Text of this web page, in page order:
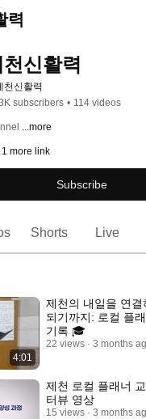
력
신활력
천신활력
subscribers • 114 videos
...more
more link
Subscribe
Shorts Live
4:01
제천의 내일을 연
되기까지: 로컬 플
기록 🎓
22 views 3 months
제천 로컬 플래너
터뷰 영상
15 views 3 months